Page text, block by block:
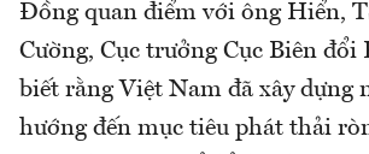
Đồng quan điểm với ông Hiển,
Cường, Cục trưởng Cục Biên đổi
biết rằng Việt Nam đã xây dựng
hướng đến mục tiêu phát thải